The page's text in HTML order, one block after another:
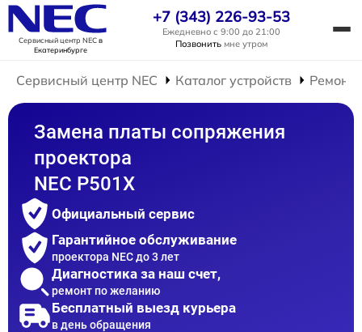
Сервисный центр NECв
Екатеринбурге
+7 (343) 226-93-53
Ежедневно с 9:00 до 21:00
Позвонить мне утром
Сервисный центр NEC Каталог устройств Ремонт
Замена платы сопряжения
проектора
NEC P501X
Официальный сервис
Гарантийное обслуживание
проектора NEC до 3 лет
Диагностика за наш счет,
ремонт по желанию
Бесплатный выезд курьера
в день обращения